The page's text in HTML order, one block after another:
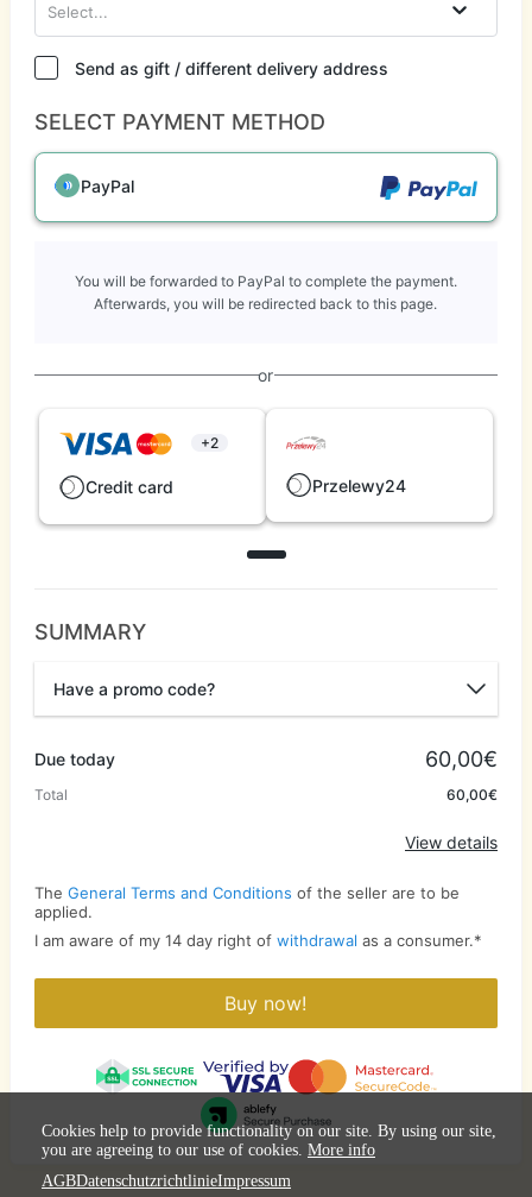
Select...
Send as gift / different delivery address
SELECT PAYMENT METHOD
PayPal
You will be forwarded to PayPal to complete the payment.
Afterwards, you will be redirected back to this page.
or
+2
Credit card Przelewy24
SUMMARY
Have a promo code?
Due today 60,00€
Total 60,00€
View details
The General Terms and Conditions of the seller are to be
applied.
I am aware of my 14 day right of withdrawal as a consumer.*
Buy now!
Cookies help to provide functionality on our site. By using our site,
you are agreeing to our use of cookies. More info
AGBDatenschutzrichtlinieImpressum